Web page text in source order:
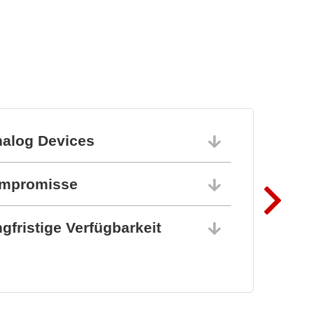
Devices
Verfügbarkeit